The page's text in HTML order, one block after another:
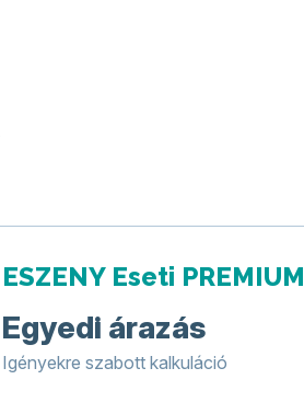
ESZENY Eseti PREMIUM
Egyedi árazás
Igényekre szabott kalkuláció